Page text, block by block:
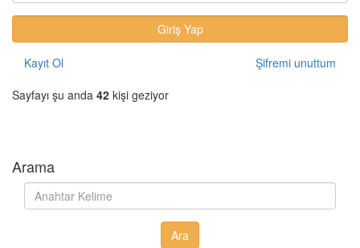
Kayıt Ol
Şifremi unuttum
Sayfayı şu anda 42 kişi geziyor
Arama